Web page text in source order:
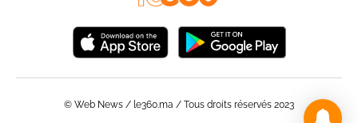
© Web News / le360.ma / Tous droits réservés 2023